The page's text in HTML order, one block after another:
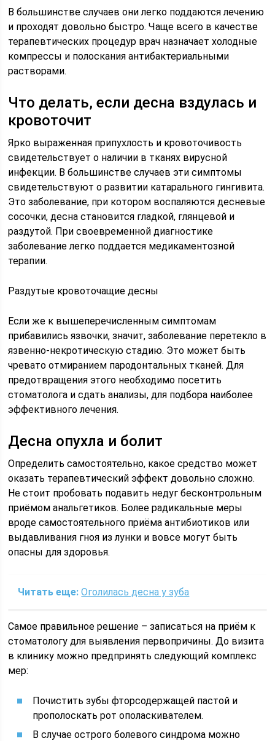
В большинстве случаев они легко поддаются лечению
и проходят довольно быстро. Чаще всего в качестве
терапевтических процедур врач назначает холодные
компрессы и полоскания антибактериальными
растворами.
Что делать, если десна вздулась и
кровоточит
Ярко выраженная припухлость и кровоточивость
свидетельствует о наличии в тканях вирусной
инфекции. В большинстве случаев эти симптомы
свидетельствуют о развитии катарального гингивита.
Это заболевание, при котором воспаляются десневые
сосочки, десна становится гладкой, глянцевой и
раздутой. При своевременной диагностике
заболевание легко поддается медикаментозной
терапии.
Раздутые кровоточащие десны
Если же к вышеперечисленным симптомам
прибавились язвочки, значит, заболевание перетекло в
язвенно-некротическую стадию. Это может быть
чревато отмиранием пародонтальных тканей. Для
предотвращения этого необходимо посетить
стоматолога и сдать анализы, для подбора наиболее
эффективного лечения.
Десна опухла и болит
Определить самостоятельно, какое средство может
оказать терапевтический эффект довольно сложно.
Не стоит пробовать подавить недуг бесконтрольным
приёмом анальгетиков. Более радикальные меры
вроде самостоятельного приёма антибиотиков или
выдавливания гноя из лунки и вовсе могут быть
опасны для здоровья.
Читать еще: Оголилась десна у зуба
Самое правильное решение – записаться на приём к
стоматологу для выявления первопричины. До визита
в клинику можно предпринять следующий комплекс
мер:
Почистить зубы фторсодержащей пастой и
прополоскать рот ополаскивателем.
В случае острого болевого синдрома можно